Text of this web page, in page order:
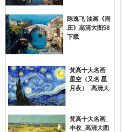
画
陈逸飞 油画《周
庄》高清大图58
下载
梵高十大名画_
星空（又名 星
月夜）_高清大
梵高十大名画_
丰收_高清大图